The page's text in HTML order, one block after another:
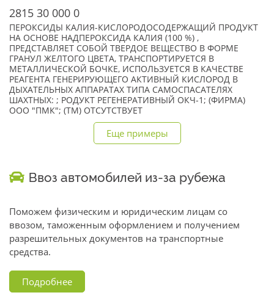
2815 30 000 0
ПЕРОКСИДЫ КАЛИЯ-КИСЛОРОДОСОДЕРЖАЩИЙ ПРОДУКТ
НА ОСНОВЕ НАДПЕРОКСИДА КАЛИЯ (100 %) ,
ПРЕДСТАВЛЯЕТ СОБОЙ ТВЕРДОЕ ВЕЩЕСТВО В ФОРМЕ
ГРАНУЛ ЖЕЛТОГО ЦВЕТА, ТРАНСПОРТИРУЕТСЯ В
МЕТАЛЛИЧЕСКОЙ БОЧКЕ, ИСПОЛЬЗУЕТСЯ В КАЧЕСТВЕ
РЕАГЕНТА ГЕНЕРИРУЮЩЕГО АКТИВНЫЙ КИСЛОРОД В
ДЫХАТЕЛЬНЫХ АППАРАТАХ ТИПА САМОСПАСАТЕЛЯХ
ШАХТНЫХ: ; РОДУКТ РЕГЕНЕРАТИВНЫЙ ОКЧ-1; (ФИРМА)
ООО "ПМК"; (TM) ОТСУТСТВУЕТ
Еще примеры
Ввоз автомобилей из-за рубежа
Поможем физическим и юридическим лицам со
ввозом, таможенным оформлением и получением
разрешительных документов на транспортные
средства.
Подробнее